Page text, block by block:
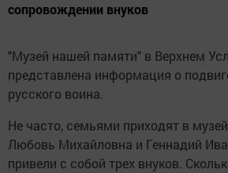
сопровождении внуков
"Музей нашей памяти" в Верхнем
представлена информация о
русского воина.
Не часто, семьями приходят в
Любовь Михайловна и Геннадий
привели с собой трех внуков.